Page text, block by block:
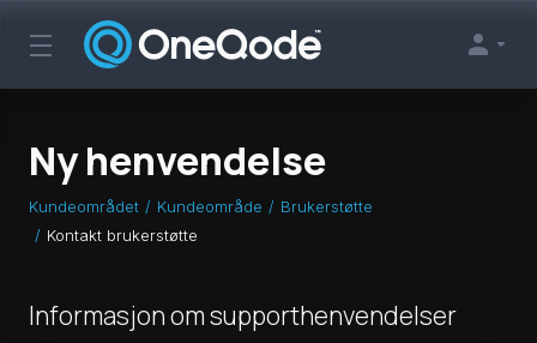
Ny henvendelse
Kundeområdet Kundeområde
Brukerstøtte
Kontakt brukerstøtte
Informasjon om supporthenvendelser